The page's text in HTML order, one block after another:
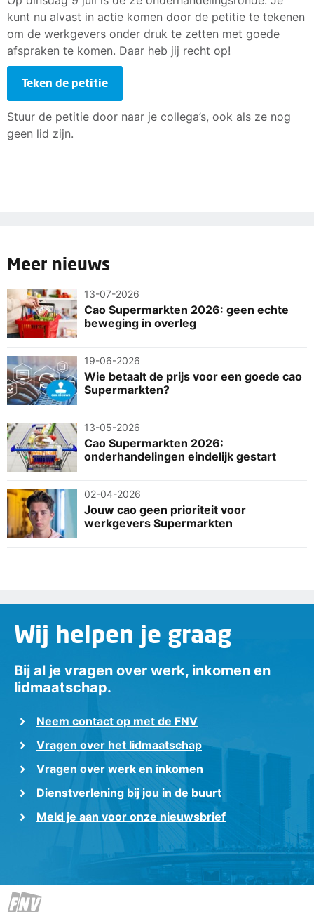
kunt nu alvast in actie komen door de petitie te tekenen
om de werkgevers onder druk te zetten met goede
afspraken te komen. Daar heb jij recht op!
Teken de petitie
Stuur de petitie door naar je collega’s, ook als ze nog
geen lid zijn.
Meer nieuws
13-07-2026
Cao Supermarkten 2026: geen echte
beweging in overleg
19-06-2026
Wie betaalt de prijs voor een goede cao
Supermarkten?
13-05-2026
Cao Supermarkten 2026:
onderhandelingen eindelijk gestart
02-04-2026
Jouw cao geen prioriteit voor
werkgevers Supermarkten
Wij helpen je graag
Bij al je vragen over werk, inkomen en
lidmaatschap.
Neem contact op met de FNV
Vragen over het lidmaatschap
Vragen over werk en inkomen
Dienstverlening bij jou in de buurt
Meld je aan voor onze nieuwsbrief